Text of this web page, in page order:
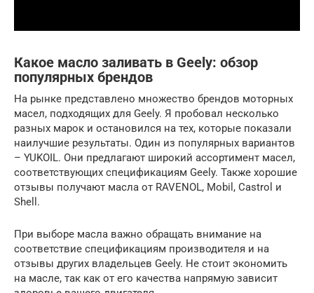
Какое масло заливать в Geely: обзор
популярных брендов
На рынке представлено множество брендов моторных
масел, подходящих для Geely. Я пробовал несколько
разных марок и остановился на тех, которые показали
наилучшие результаты. Один из популярных вариантов
– YUKOIL. Они предлагают широкий ассортимент масел,
соответствующих спецификациям Geely. Также хорошие
отзывы получают масла от RAVENOL, Mobil, Castrol и
Shell.
При выборе масла важно обращать внимание на
соответствие спецификациям производителя и на
отзывы других владельцев Geely. Не стоит экономить
на масле, так как от его качества напрямую зависит